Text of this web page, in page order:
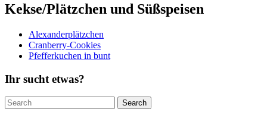
Kekse/Plätzchen und Süßspeisen
Alexanderplätzchen
Cranberry-Cookies
Pfefferkuchen in bunt
Ihr sucht etwas?
Search
for:
Search